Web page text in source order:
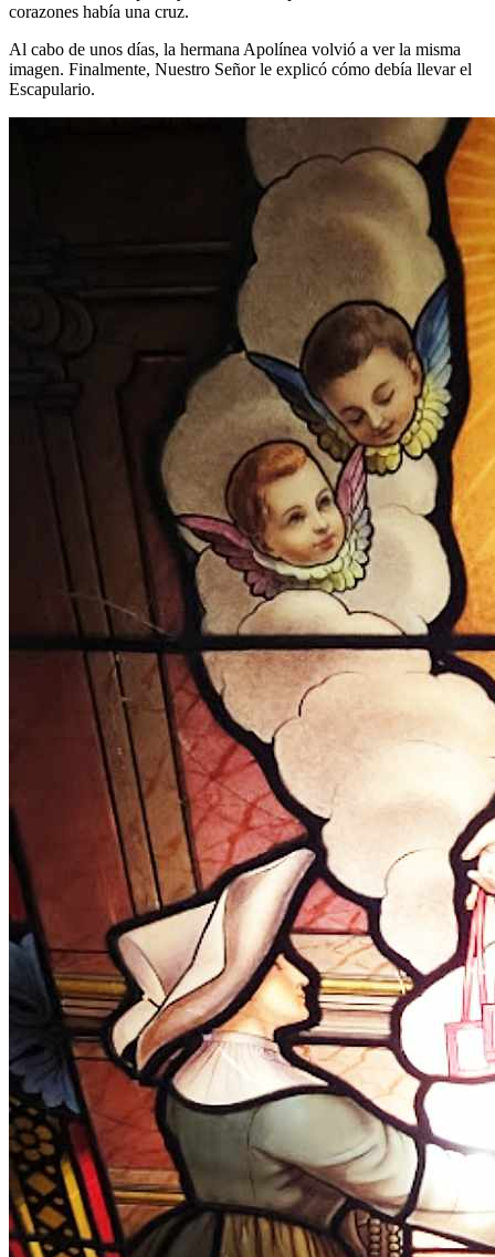
corazones había una cruz.
Al cabo de unos días, la hermana Apolínea volvió a ver la misma
imagen. Finalmente, Nuestro Señor le explicó cómo debía llevar el
Escapulario.